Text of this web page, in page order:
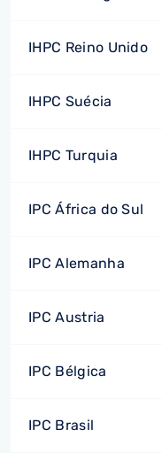
IHPC Reino Unido
IHPC Suécia
IHPC Turquia
IPC África do Sul
IPC Alemanha
IPC Austria
IPC Bélgica
IPC Brasil